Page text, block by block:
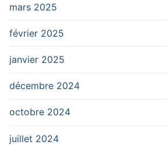
mars 2025
février 2025
janvier 2025
décembre 2024
octobre 2024
juillet 2024